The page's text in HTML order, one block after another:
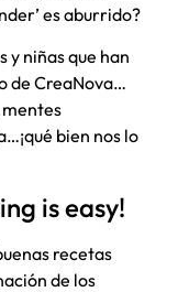
es aburrido?
y niñas que han
de CreaNova…
mentes
bien nos lo
is easy!
recetas
de los